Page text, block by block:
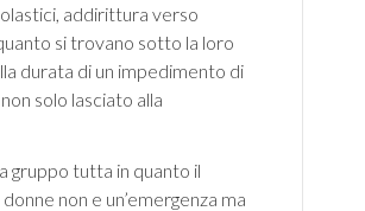
addirittura verso
si trovano sotto la loro
durata di un impedimento di
solo lasciato alla
gruppo tutta in quanto il
non e un’emergenza ma